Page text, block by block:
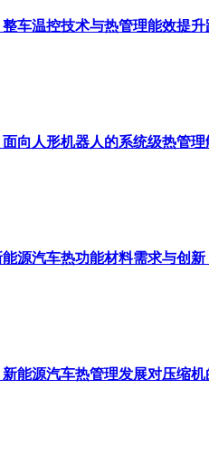
车温控技术与热管理能效提
向人形机器人的系统级热管
源汽车热功能材料需求与创
能源汽车热管理发展对压缩